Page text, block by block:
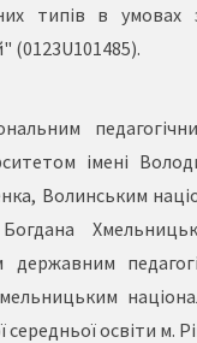
типів в умовах
(0123U101485).
імені
Волинським
освіти м.